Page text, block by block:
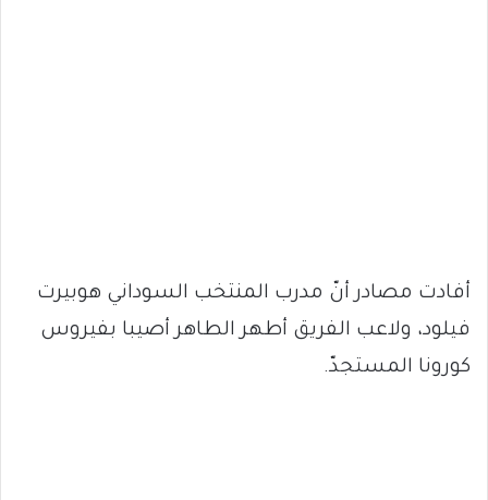
أفادت مصادر أنّ مدرب المنتخب السوداني هوبيرت
فيلود، ولاعب الفريق أطهر الطاهر أصيبا بفيروس
كورونا المستجدّ.